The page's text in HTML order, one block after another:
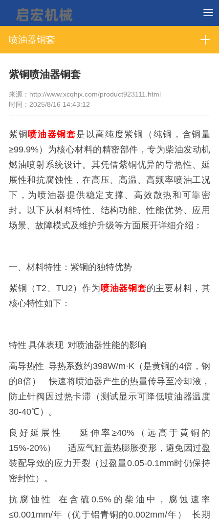
喷油器铜套
紫铜喷油器铜套
来源：http://www.xcqhjx.com/product923111.html
时间：2025/8/16 14:43:12
紫铜 喷油器铜套是以高纯度紫铜（纯铜，含铜量
≥99.9%）为核心材料的精密部件，专为柴油发动机
燃油喷射系统设计。其凭借紫铜优异的导热性、延
展性和抗腐蚀性，在高压、高温、高频率喷油工况
下，为喷油器提供稳定支撑、高效散热和可靠密
封。以下从材料特性、结构功能、性能优势、应用
场景、故障模式及维护升级等方面展开详细介绍：
一、材料特性：紫铜的独特优势
紫铜（T2、TU2）作为喷油器铜套的主要材料，其
核心特性如下：
特性 具体表现 对喷油器性能的影响
高导热性 导热系数约398W/m·K（是黄铜的4倍，钢
的8倍）
快速将喷油器产生的热量传导至冷却液，
防止针阀因过热卡滞（测试显示可降低喷油器温度
30-40℃）。
良好延展性
延伸率≥40%（远高于黄铜的
15%-20%）
适应气缸盖热膨胀变形，避免因过盈
装配导致的应力开裂（过盈量0.05-0.1mm时仍保持
密封性）。
抗腐蚀性
在含硫0.5%的柴油中，腐蚀速率
≤0.001mm/年（优于铝青铜的0.002mm/年）
长期